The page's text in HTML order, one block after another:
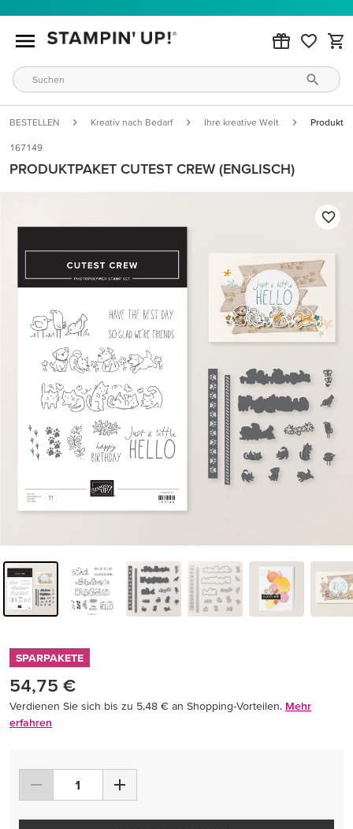
BESTELLEN Kreativ nach Bedarf Ihre kreative Welt
167149
PRODUKTPAKET CUTEST CREW (ENGLISCH)
SPARPAKETE
54,75 €
Verdienen Sie sich bis zu 5,48 € an Shopping-Vorteilen. Mehr
erfahren